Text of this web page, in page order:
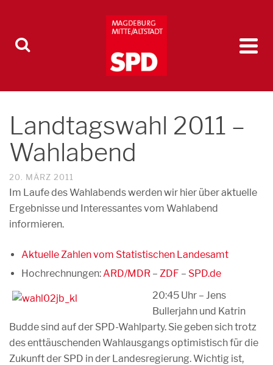
Landtagswahl 2011 –
Wahlabend
20. MÄRZ 2011
Im Laufe des Wahlabends werden wir hier über aktuelle
Ergebnisse und Interessantes vom Wahlabend
informieren.
Aktuelle Zahlen vom Statistischen Landesamt
Hochrechnungen:ARD/MDR – ZDF – SPD.de
20:45 Uhr – Jens
Bullerjahn und Katrin
Budde sind auf der SPD-Wahlparty. Sie geben sich trotz
des enttäuschenden Wahlausgangs optimistisch für die
Zukunft der SPD in der Landesregierung. Wichtig ist,